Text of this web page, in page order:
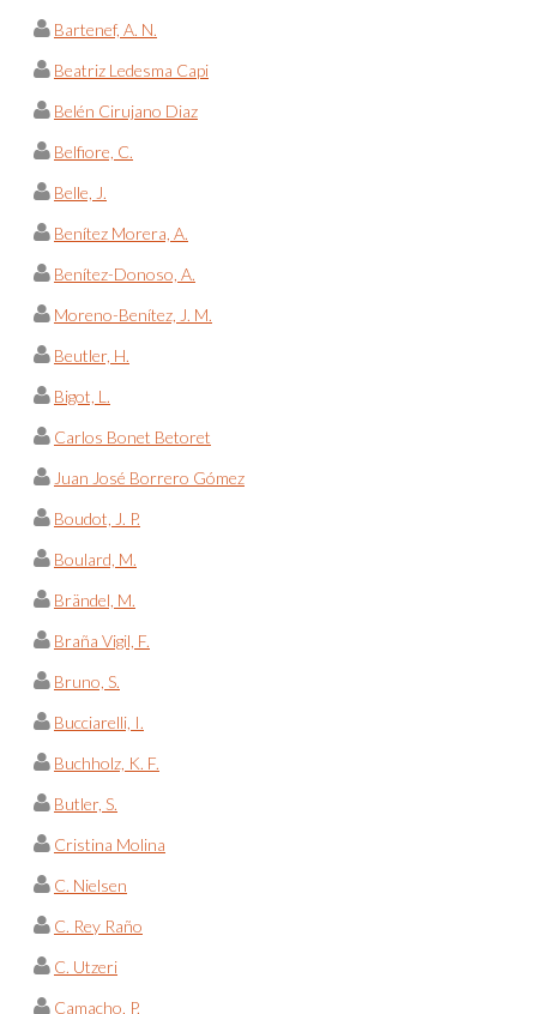
Bartenef, A. N.
Beatriz Ledesma Capi
Belén Cirujano Diaz
Belfiore, C.
Belle, J.
Benítez Morera, A.
Benítez-Donoso, A.
Moreno-Benítez, J. M.
Beutler, H.
Bigot, L.
Carlos Bonet Betoret
Juan José Borrero Gómez
Boudot, J. P.
Boulard, M.
Brändel, M.
Braña Vigil, F.
Bruno, S.
Bucciarelli, I.
Buchholz, K. F.
Butler, S.
Cristina Molina
C. Nielsen
C. Rey Raño
C. Utzeri
Camacho, P.